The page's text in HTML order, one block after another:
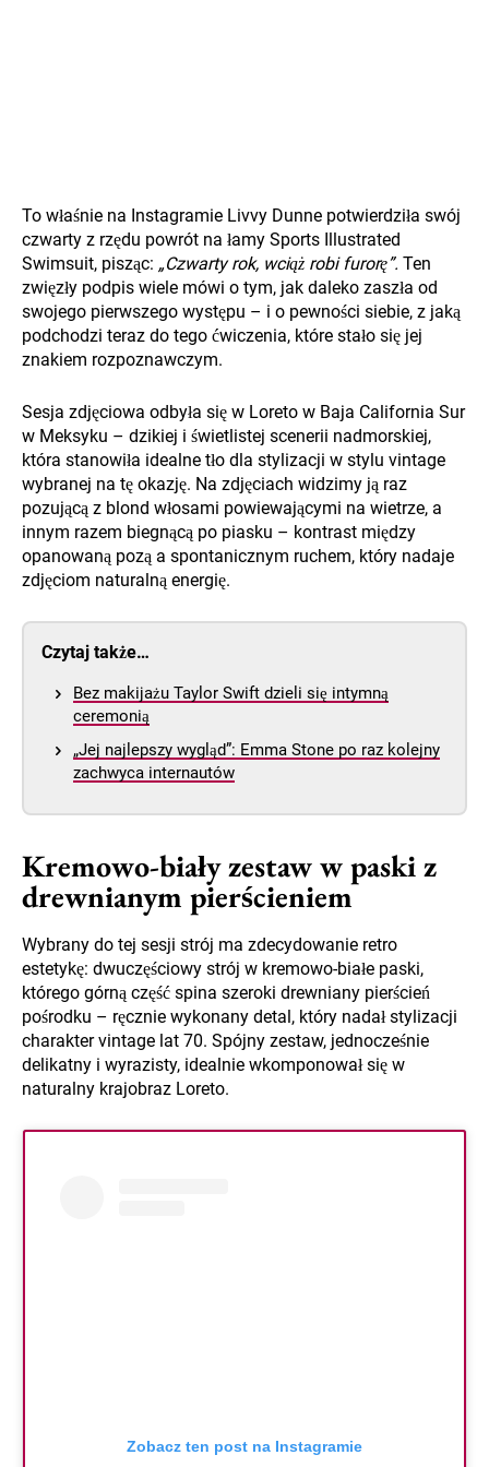
To właśnie na Instagramie Livvy Dunne potwierdziła swój
czwarty z rzędu powrót na łamy Sports Illustrated
Swimsuit, pisząc: „Czwarty rok, wciąż robi furorę”. Ten
zwięzły podpis wiele mówi o tym, jak daleko zaszła od
swojego pierwszego występu – i o pewności siebie, z jaką
podchodzi teraz do tego ćwiczenia, które stało się jej
znakiem rozpoznawczym.
Sesja zdjęciowa odbyła się w Loreto w Baja California Sur
w Meksyku – dzikiej i świetlistej scenerii nadmorskiej,
która stanowiła idealne tło dla stylizacji w stylu vintage
wybranej na tę okazję. Na zdjęciach widzimy ją raz
pozującą z blond włosami powiewającymi na wietrze, a
innym razem biegnącą po piasku – kontrast między
opanowaną pozą a spontanicznym ruchem, który nadaje
zdjęciom naturalną energię.
Czytaj także…
Bez makijażu Taylor Swift dzieli się intymną
ceremonią
„Jej najlepszy wygląd”: Emma Stone po raz kolejny
zachwyca internautów
Kremowo-biały zestaw w paski z
drewnianym pierścieniem
Wybrany do tej sesji strój ma zdecydowanie retro
estetykę: dwuczęściowy strój w kremowo-białe paski,
którego górną część spina szeroki drewniany pierścień
pośrodku – ręcznie wykonany detal, który nadał stylizacji
charakter vintage lat 70. Spójny zestaw, jednocześnie
delikatny i wyrazisty, idealnie wkomponował się w
naturalny krajobraz Loreto.
Zobacz ten post na Instagramie